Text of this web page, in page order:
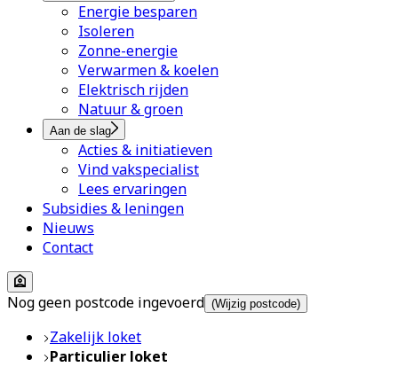
Energie besparen
Isoleren
Zonne-energie
Verwarmen & koelen
Elektrisch rijden
Natuur & groen
Aan de slag
Acties & initiatieven
Vind vakspecialist
Lees ervaringen
Subsidies & leningen
Nieuws
Contact
Nog geen postcode ingevoerd (Wijzig postcode)
Zakelijk loket
Particulier loket